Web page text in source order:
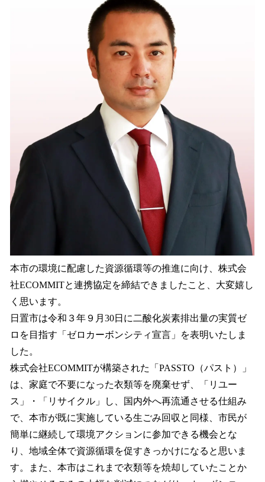
本市の環境に配慮した資源循環等の推進に向け、株式会
社ECOMMITと連携協定を締結できましたこと、大変嬉し
く思います。
日置市は令和３年９月30日に二酸化炭素排出量の実質ゼ
ロを目指す「ゼロカーボンシティ宣言」を表明いたしま
した。
株式会社ECOMMITが構築された「PASSTO（パスト）」
は、家庭で不要になった衣類等を廃棄せず、「リユー
ス」・「リサイクル」し、国内外へ再流通させる仕組み
で、本市が既に実施している生ごみ回収と同様、市民が
簡単に継続して環境アクションに参加できる機会とな
り、地域全体で資源循環を促すきっかけになると思いま
す。また、本市はこれまで衣類等を焼却していたことか